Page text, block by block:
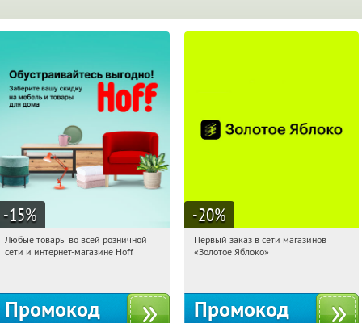
-15%
22:12:10 Получили:
Любые товары во всей розничной
сети и интернет-магазине Hoff
Промокод
-20%
22:12:10
Получи первым!
Первый заказ в сети магазинов
«Золотое Яблоко»
Промокод